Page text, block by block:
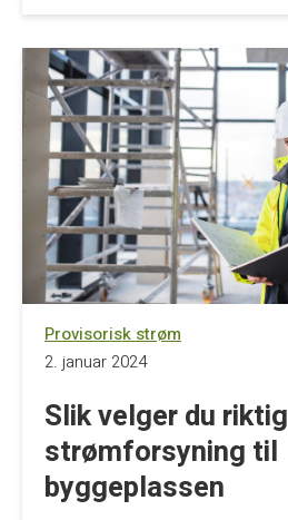
Provisorisk strøm
2. januar 2024
Slik velger du riktig
strømforsyning til
byggeplassen